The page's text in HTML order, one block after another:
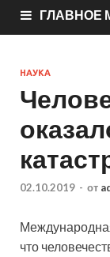
ГЛАВНОЕ
НАУКА
02.10.2019 - от
что